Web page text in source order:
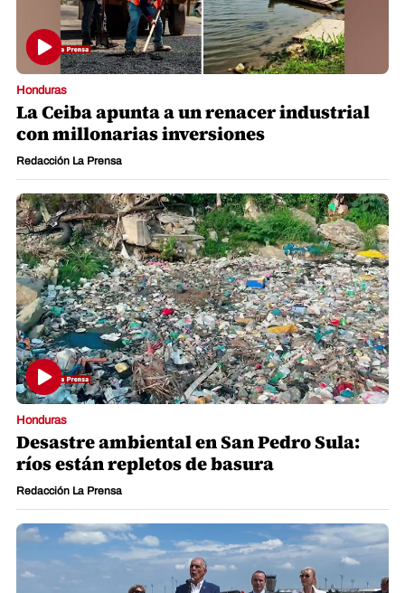
Honduras
La Ceiba apunta a un renacer industrial
con millonarias inversiones
Redacción La Prensa
Honduras
Desastre ambiental en San Pedro Sula:
ríos están repletos de basura
Redacción La Prensa